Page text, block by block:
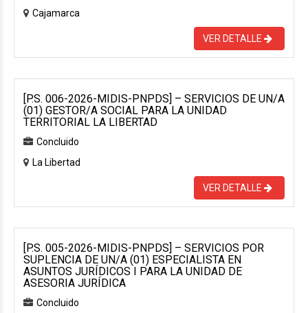
Cajamarca
VER DETALLE
[P.S. 006-2026-MIDIS-PNPDS] – SERVICIOS DE UN/A
(01) GESTOR/A SOCIAL PARA LA UNIDAD
TERRITORIAL LA LIBERTAD
Concluido
La Libertad
VER DETALLE
[P.S. 005-2026-MIDIS-PNPDS] – SERVICIOS POR
SUPLENCIA DE UN/A (01) ESPECIALISTA EN
ASUNTOS JURÍDICOS I PARA LA UNIDAD DE
ASESORIA JURÍDICA
Concluido